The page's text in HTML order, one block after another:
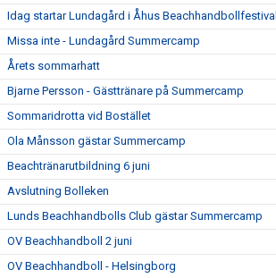
Idag startar Lundagård i Åhus Beachhandbollfestival
Missa inte - Lundagård Summercamp
Årets sommarhatt
Bjarne Persson - Gästtränare på Summercamp
Sommaridrotta vid Bostället
Ola Månsson gästar Summercamp
Beachtränarutbildning 6 juni
Avslutning Bolleken
Lunds Beachhandbolls Club gästar Summercamp
OV Beachhandboll 2 juni
OV Beachhandboll - Helsingborg